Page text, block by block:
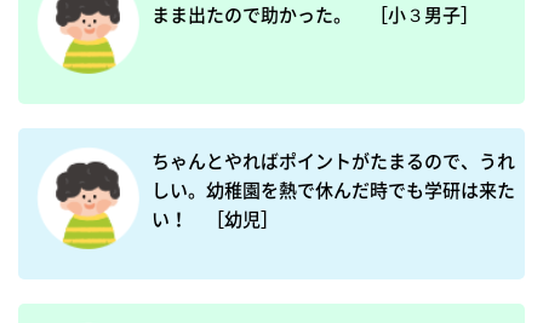
まま出たので助かった。　［小３男子］
ちゃんとやればポイントがたまるので、うれ
しい。幼稚園を熱で休んだ時でも学研は来た
い！　［幼児］